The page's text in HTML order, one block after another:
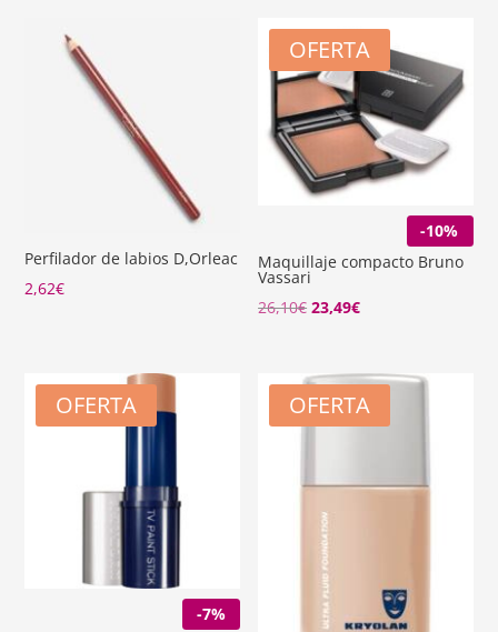
Perfilador de labios D,Orleac
2,62€
OFERTA
-10%
Maquillaje compacto Bruno
Vassari
26,10€ El
era:
26,10€.
23,49€El
es:
23,49€.
OFERTA
-7%
OFERTA